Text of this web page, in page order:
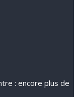
: encore plus de